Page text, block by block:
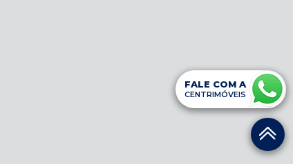
FALE COM A
CENTRIMÓVEIS